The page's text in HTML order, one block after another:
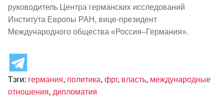
руководитель Центра германских исследований
Института Европы РАН, вице-президент
Международного общества «Россия–Германия».
Тэги: германия, политика, фрг, власть, международные
отношения, дипломатия